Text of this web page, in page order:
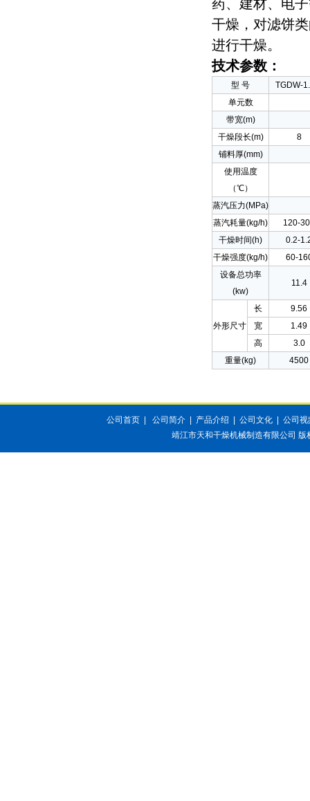
药、建材、电
干燥，对滤饼
进行干燥。
技术参数：
型 号
TGDW-
单元数
带宽(m)
干燥段长(m)
8
铺料厚(mm)
使用温度
（℃）
蒸汽压力(MPa)
蒸汽耗量(kg/h)
120-
干燥时间(h)
0.2-
干燥强度(kg/h)
60-
设备总功率
(kw)
11.4
外形尺寸
长
9.56
宽
1.49
高
3.0
重量(kg)
4500
公司首页 公司简介 产品介绍 公司文化
公司视
靖江市天和干燥机械制造有限公司 版